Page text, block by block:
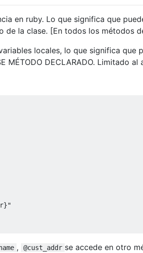
en ruby. Lo que significa que
de la clase. [En todos los métodos
locales, lo que significa que
MÉTODO DECLARADO. Limitado al
, @cust_addr se accede en otro